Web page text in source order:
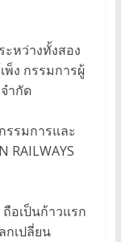
หว่างทั้งสอง
ง กรรมการผู้
ำกัด
รมการและ
RAILWAYS
อเป็นก้าวแรก
เปลี่ยน